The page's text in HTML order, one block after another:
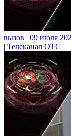
вызов | 09 июля
| Телеканал ОТС